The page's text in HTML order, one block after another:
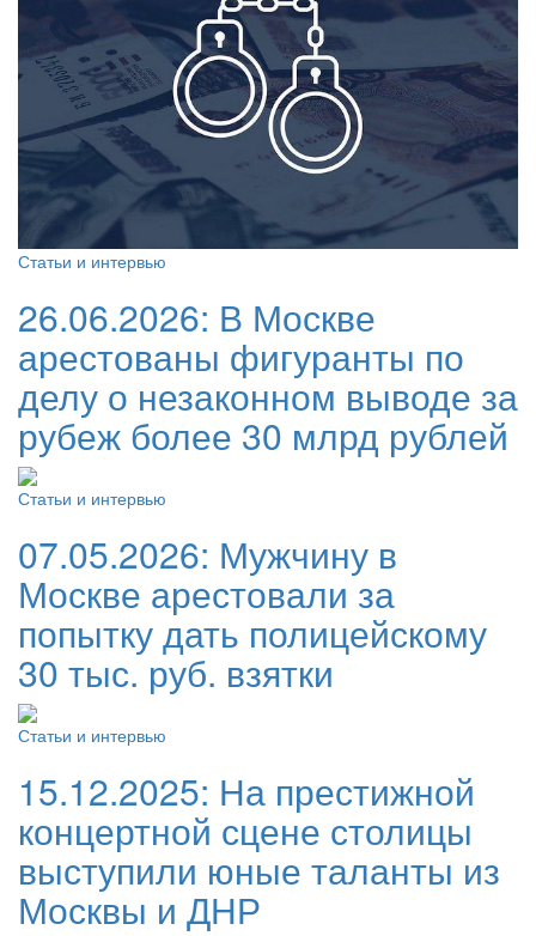
Статьи и интервью
26.06.2026: В Москве
арестованы фигуранты по
делу о незаконном выводе за
рубеж более 30 млрд рублей
Статьи и интервью
07.05.2026: Мужчину в
Москве арестовали за
попытку дать полицейскому
30 тыс. руб. взятки
Статьи и интервью
15.12.2025: На престижной
концертной сцене столицы
выступили юные таланты из
Москвы и ДНР